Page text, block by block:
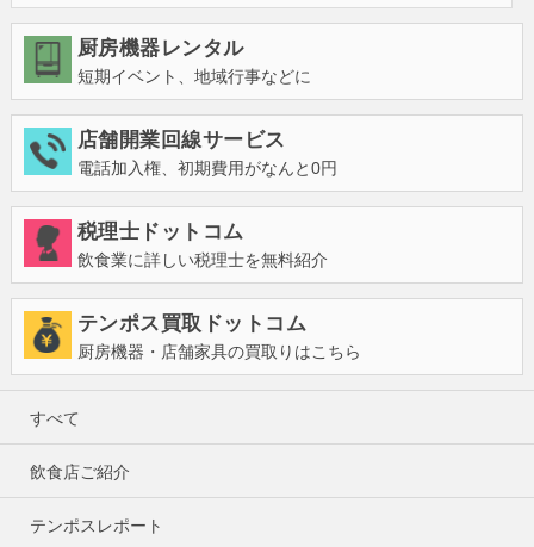
厨房機器レンタル
短期イベント、地域行事などに
店舗開業回線サービス
電話加入権、初期費用がなんと0円
税理士ドットコム
飲食業に詳しい税理士を無料紹介
テンポス買取ドットコム
厨房機器・店舗家具の買取りはこちら
すべて
飲食店ご紹介
テンポスレポート